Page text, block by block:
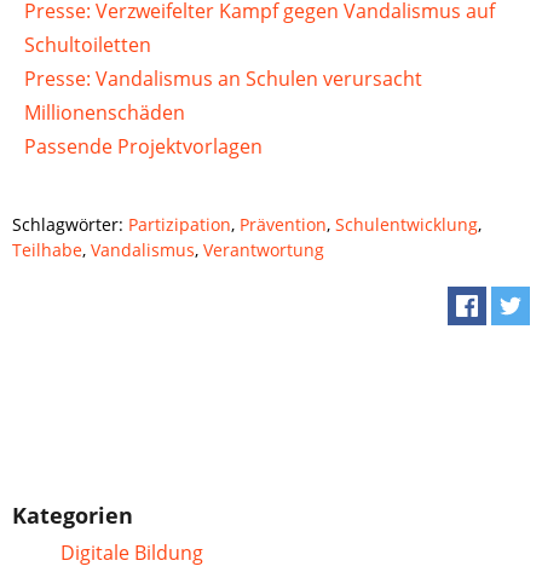
Presse: Verzweifelter Kampf gegen Vandalismus auf
Schultoiletten
Presse: Vandalismus an Schulen verursacht
Millionenschäden
Passende Projektvorlagen
Schlagwörter: Partizipation, Prävention, Schulentwicklung,
Teilhabe, Vandalismus, Verantwortung
Kategorien
Digitale Bildung